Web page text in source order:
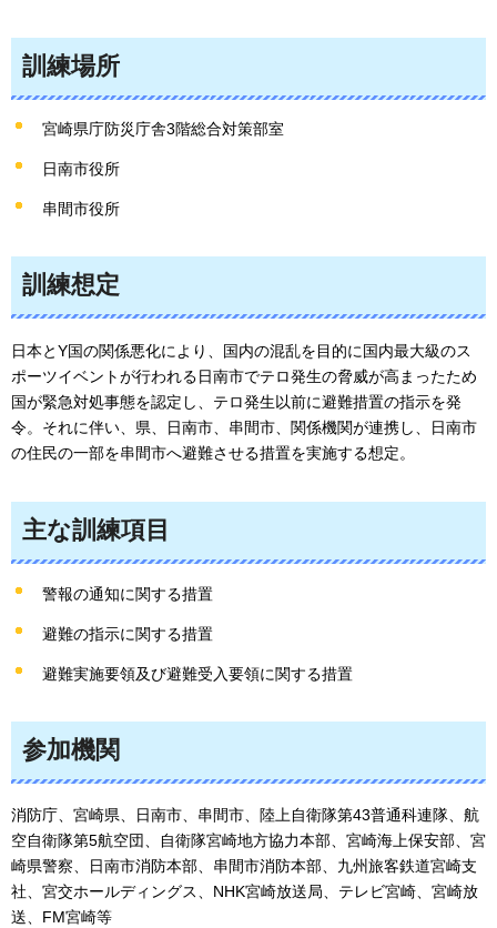
訓練場所
宮崎県庁防災庁舎3階総合対策部室
日南市役所
串間市役所
訓練想定
日本とY国の関係悪化により、国内の混乱を目的に国内最大級のス
ポーツイベントが行われる日南市でテロ発生の脅威が高まったため
国が緊急対処事態を認定し、テロ発生以前に避難措置の指示を発
令。それに伴い、県、日南市、串間市、関係機関が連携し、日南市
の住民の一部を串間市へ避難させる措置を実施する想定。
主な訓練項目
警報の通知に関する措置
避難の指示に関する措置
避難実施要領及び避難受入要領に関する措置
参加機関
消防庁、宮崎県、日南市、串間市、陸上自衛隊第43普通科連隊、航
空自衛隊第5航空団、自衛隊宮崎地方協力本部、宮崎海上保安部、宮
崎県警察、日南市消防本部、串間市消防本部、九州旅客鉄道宮崎支
社、宮交ホールディングス、NHK宮崎放送局、テレビ宮崎、宮崎放
送、FM宮崎等